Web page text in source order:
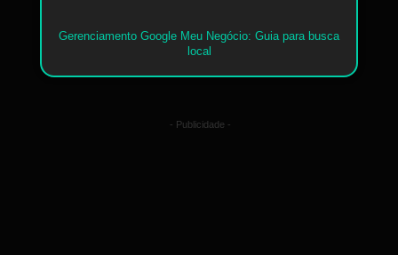
Gerenciamento Google Meu Negócio: Guia para busca
local
- Publicidade -